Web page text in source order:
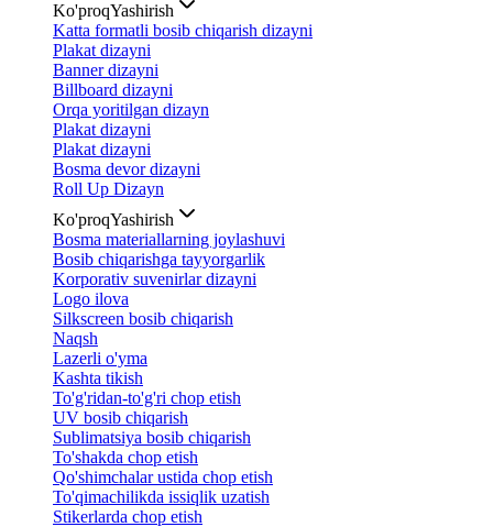
Ko'proqYashirish
Katta formatli bosib chiqarish dizayni
Plakat dizayni
Banner dizayni
Billboard dizayni
Orqa yoritilgan dizayn
Plakat dizayni
Plakat dizayni
Bosma devor dizayni
Roll Up Dizayn
Ko'proqYashirish
Bosma materiallarning joylashuvi
Bosib chiqarishga tayyorgarlik
Korporativ suvenirlar dizayni
Logo ilova
Silkscreen bosib chiqarish
Naqsh
Lazerli o'yma
Kashta tikish
To'g'ridan-to'g'ri chop etish
UV bosib chiqarish
Sublimatsiya bosib chiqarish
To'shakda chop etish
Qo'shimchalar ustida chop etish
To'qimachilikda issiqlik uzatish
Stikerlarda chop etish